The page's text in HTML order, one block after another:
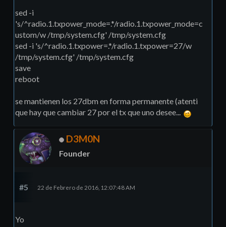
sed -i
's/^radio.1.txpower_mode=.*/radio.1.txpower_mode=c
ustom/w /tmp/system.cfg' /tmp/system.cfg
sed -i 's/^radio.1.txpower=.*/radio.1.txpower=27/w
/tmp/system.cfg' /tmp/system.cfg
save
reboot
se mantienen los 27dbm en forma permanente (atenti
que hay que cambiar 27 por el tx que uno desee...
D3M0N
Founder
#5 22 de Febrero de 2016, 12:07:48 AM
Yo